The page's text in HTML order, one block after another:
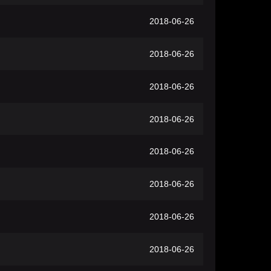
2018-06-26
2018-06-26
2018-06-26
2018-06-26
2018-06-26
2018-06-26
2018-06-26
2018-06-26